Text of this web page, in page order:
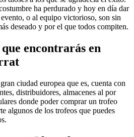
ha perdurado y hoy en día dar
o al equipo victorioso, son sin
deseado y por el que todos compiten.
encontrarás en
ciudad europea que es, cuenta con
distribuidores, almacenes al por
donde poder comprar un trofeo
algunos de los trofeos que puedes